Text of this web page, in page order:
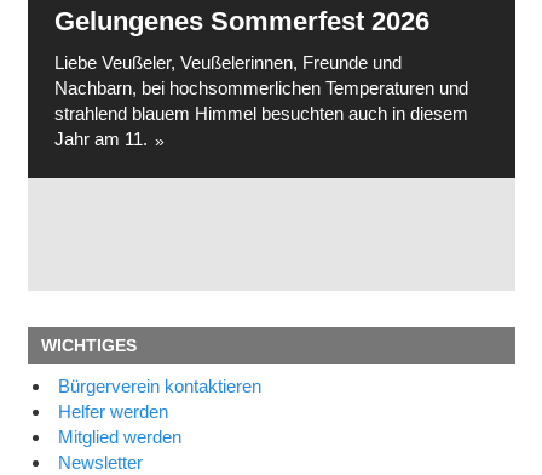
Gelungenes Sommerfest 2026
Liebe Veußeler, Veußelerinnen, Freunde und
Nachbarn, bei hochsommerlichen Temperaturen und
strahlend blauem Himmel besuchten auch in diesem
Jahr am 11.
WICHTIGES
Bürgerverein kontaktieren
Helfer werden
Mitglied werden
Newsletter